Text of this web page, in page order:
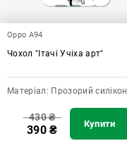
Oppo A94
Чохол "Ітачі Учіха арт"
Матеріал: Прозорий силікон
430₴
390₴ Купити